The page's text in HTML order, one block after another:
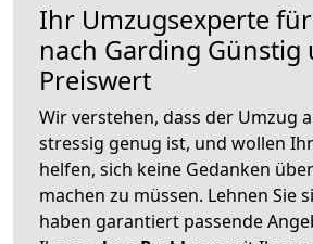
Ihr Umzugsexperte
nach Garding Günstig
Preiswert
Wir verstehen, dass der Umzug
stressig genug ist, und wollen
helfen, sich keine Gedanken
machen zu müssen. Lehnen Sie
haben garantiert passende